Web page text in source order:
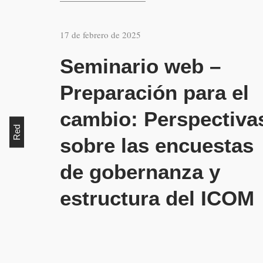
17 de febrero de 2025
Red
Seminario web –
Preparación para el
cambio:
sobre las encuestas
de gobernanza y
estructura del